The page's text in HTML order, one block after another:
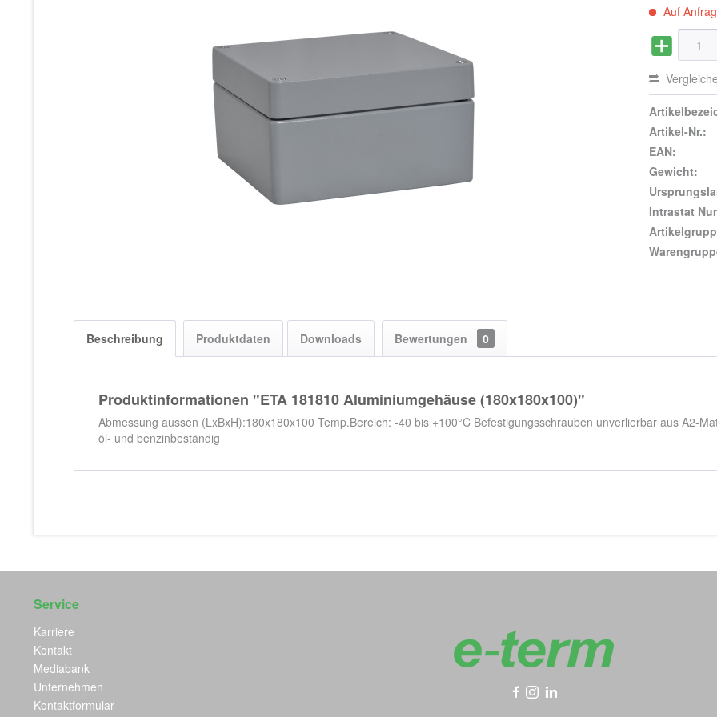
Auf
Artikel-Nr.:
EAN:
Gewicht:
Intrastat
Beschreibung Produktdaten Downloads Bewertungen 0
Produktinformationen "ETA 181810 Aluminiumgehäuse (180x180x100)"
Abmessung aussen (LxBxH):180x180x100 Temp.Bereich: -40 bis +100°C Befestigungsschrauben unverlierbar aus A2-
öl- und benzinbeständig
Service
Karriere
Kontakt
Mediabank
Unternehmen
Kontaktformular